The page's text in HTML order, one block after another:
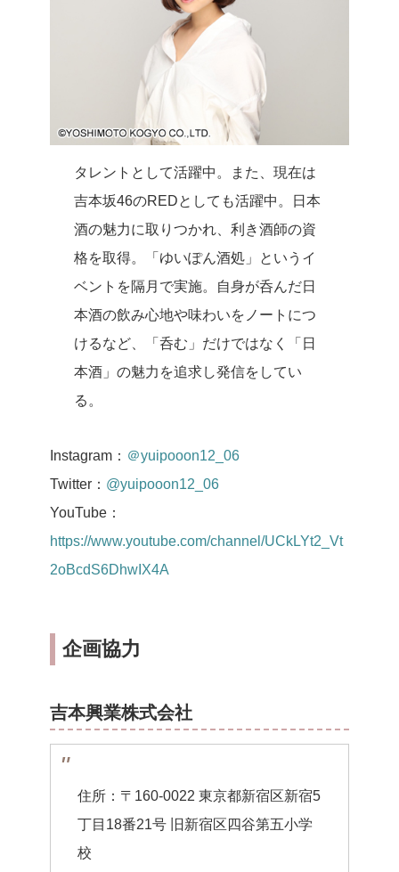
タレントとして活躍中。また、現在は
吉本坂46のREDとしても活躍中。日本
酒の魅力に取りつかれ、利き酒師の資
格を取得。「ゆいぽん酒処」というイ
ベントを隔月で実施。自身が呑んだ日
本酒の飲み心地や味わいをノートにつ
けるなど、「呑む」だけではなく「日
本酒」の魅力を追求し発信をしてい
る。
Instagram： ＠yuipooon12_06
Twitter： @yuipooon12_06
YouTube：
https://www.youtube.com/channel/UCkLYt2_Vt
2oBcdS6DhwIX4A
企画協力
吉本興業株式会社
住所：〒160-0022 東京都新宿区新宿5
丁目18番21号 旧新宿区四谷第五小学
校